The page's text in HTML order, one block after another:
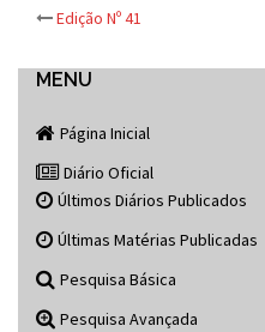
Post
Edição Nº 41
MENU
Página Inicial
Diário Oficial
Últimos Diários Publicados
Últimas Matérias Publicadas
Pesquisa Básica
Pesquisa Avançada